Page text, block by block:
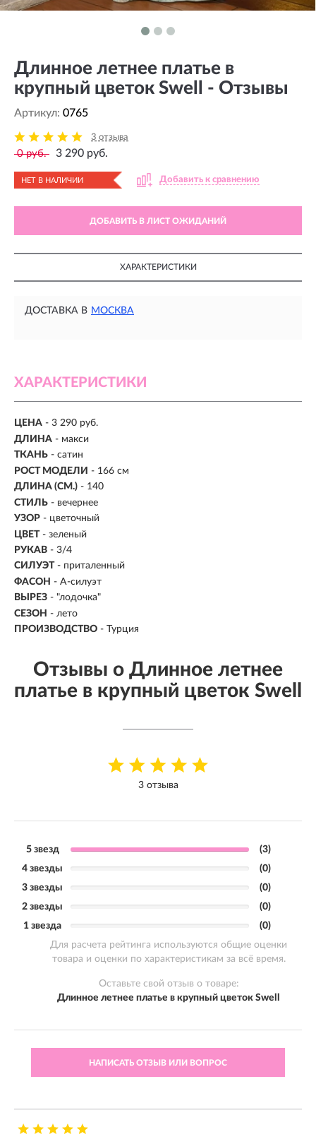
Длинное летнее платье в
крупный цветок Swell - Отзывы
Артикул: 0765
3 отзыва
0 руб. 3 290 руб.
НЕТ В НАЛИЧИИ Добавить к сравнению
ДОБАВИТЬ В ЛИСТ ОЖИДАНИЙ
ХАРАКТЕРИСТИКИ
ДОСТАВКА В МОСКВА
ХАРАКТЕРИСТИКИ
ЦЕНА - 3 290 руб.
ДЛИНА - макси
ТКАНЬ - сатин
РОСТ МОДЕЛИ - 166 см
ДЛИНА (СМ.) - 140
СТИЛЬ - вечернее
УЗОР - цветочный
ЦВЕТ - зеленый
РУКАВ - 3/4
СИЛУЭТ - приталенный
ФАСОН - А-силуэт
ВЫРЕЗ - "лодочка"
СЕЗОН - лето
ПРОИЗВОДСТВО - Турция
Отзывы о Длинное летнее
платье в крупный цветок Swell
3 отзыва
5 звезд
(3)
4 звезды
(0)
3 звезды
(0)
2 звезды
(0)
1 звезда
(0)
Для расчета рейтинга используются общие оценки
товара и оценки по характеристикам за всё время.
Оставьте свой отзыв о товаре:
Длинное летнее платье в крупный цветок Swell
НАПИСАТЬ ОТЗЫВ ИЛИ ВОПРОС